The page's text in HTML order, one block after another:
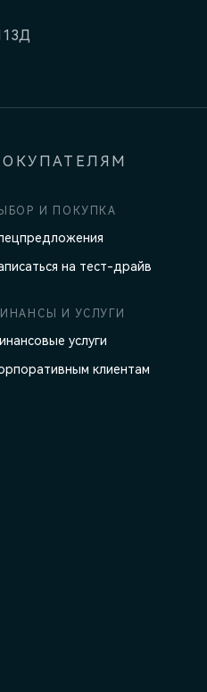
И ПОКУПКА
на тест-драйв
И УСЛУГИ
услуги
клиентам